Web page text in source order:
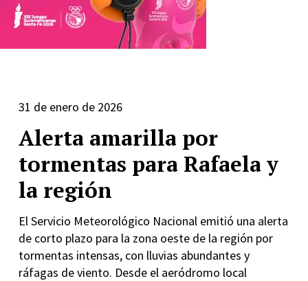
Alerta amarilla por
tormentas para Rafaela y
la región
El Servicio Meteorológico Nacional emitió una alerta
de corto plazo para la zona oeste de la región por
tormentas intensas, con lluvias abundantes y
ráfagas de viento. Desde el aeródromo local
31 de enero de 2026